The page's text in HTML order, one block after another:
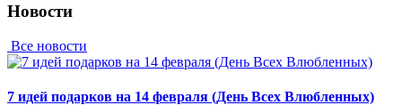
Новости
Все новости
7 идей подарков на 14 февраля (День Всех Влюбленных)